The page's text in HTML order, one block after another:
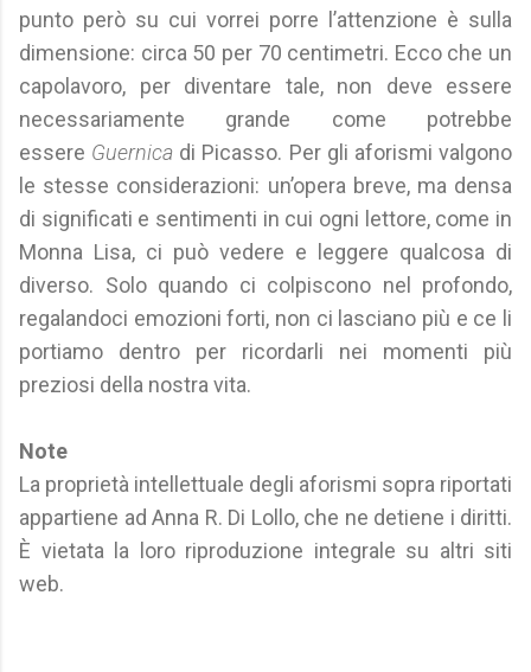
punto però su cui vorrei porre l’attenzione è sulla
dimensione: circa 50 per 70 centimetri. Ecco che un
capolavoro, per diventare tale, non deve essere
necessariamente grande come potrebbe
essere Guernica di Picasso. Per gli aforismi valgono
le stesse considerazioni: un’opera breve, ma densa
di significati e sentimenti in cui ogni lettore, come in
Monna Lisa, ci può vedere e leggere qualcosa di
diverso. Solo quando ci colpiscono nel profondo,
regalandoci emozioni forti, non ci lasciano più e ce li
portiamo dentro per ricordarli nei momenti più
preziosi della nostra vita.
Note
La proprietà intellettuale degli aforismi sopra riportati
appartiene ad Anna R. Di Lollo, che ne detiene i diritti.
È vietata la loro riproduzione integrale su altri siti
web.